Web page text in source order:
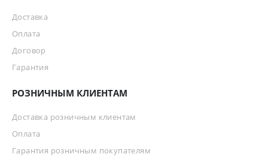
Доставка
Оплата
Договор
Гарантия
РОЗНИЧНЫМ КЛИЕНТАМ
Доставка розничным клиентам
Оплата
Гарантия розничным покупателям